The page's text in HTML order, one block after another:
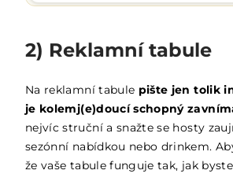
2) Reklamní tabule
Na reklamní tabule pište jen tolik
je kolemj(e)doucí schopný
nejvíc struční a snažte se hosty
sezónní nabídkou nebo drinkem.
že vaše tabule funguje tak, jak